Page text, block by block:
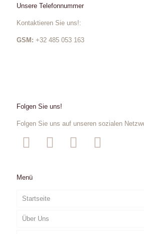
Unsere Telefonnummer
Kontaktieren Sie uns!:
GSM: +32 485 053 163
Folgen Sie uns!
Folgen Sie uns auf unseren sozialen
Menü
Startseite
Über Uns